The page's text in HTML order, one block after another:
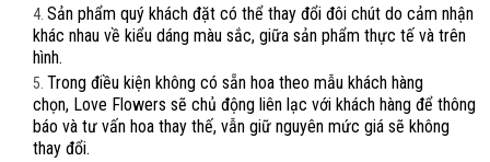
Sản phẩm quý khách đặt có thể thay đổi đôi chút do cảm nhận
khác nhau về kiểu dáng màu sắc, giữa sản phẩm thực tế và trên
hình.
Trong điều kiện không có sẵn hoa theo mẫu khách hàng
chọn, Love Flowers sẽ chủ động liên lạc với khách hàng để thông
báo và tư vấn hoa thay thế, vẫn giữ nguyên mức giá sẽ không
thay đổi.